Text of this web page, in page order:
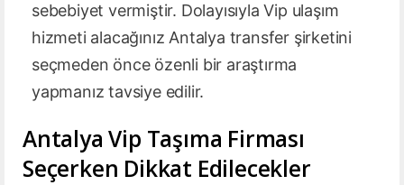
sebebiyet vermiştir. Dolayısıyla Vip ulaşım
hizmeti alacağınız Antalya transfer şirketini
seçmeden önce özenli bir araştırma
yapmanız tavsiye edilir.
Antalya Vip Taşıma Firması
Seçerken Dikkat Edilecekler